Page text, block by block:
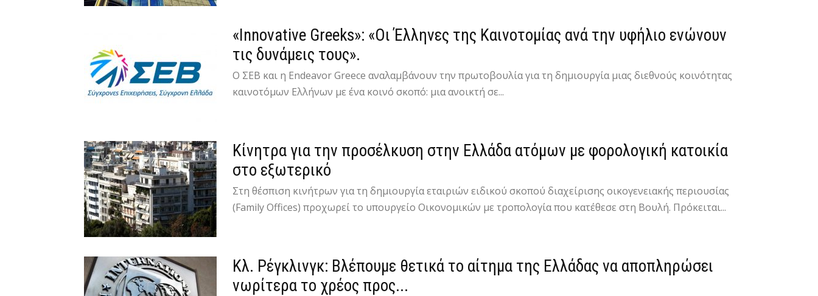
«Innovative Greeks»: «Οι Έλληνες της Καινοτομίας ανά την υφήλιο ενώνουν
τις δυνάμεις τους».
Ο ΣΕΒ και η Endeavor Greece αναλαμβάνουν την πρωτοβουλία για τη δημιουργία μιας διεθνούς κοινότητας
καινοτόμων Ελλήνων με ένα κοινό σκοπό: μια ανοικτή σε...
Κίνητρα για την προσέλκυση στην Ελλάδα ατόμων με φορολογική κατοικία
στο εξωτερικό
Στη θέσπιση κινήτρων για τη δημιουργία εταιριών ειδικού σκοπού διαχείρισης οικογενειακής περιουσίας
(Family Offices) προχωρεί το υπουργείο Οικονομικών με τροπολογία που κατέθεσε στη Βουλή. Πρόκειται...
Κλ. Ρέγκλινγκ: Βλέπουμε θετικά το αίτημα της Ελλάδας να αποπληρώσει
νωρίτερα το χρέος προς...